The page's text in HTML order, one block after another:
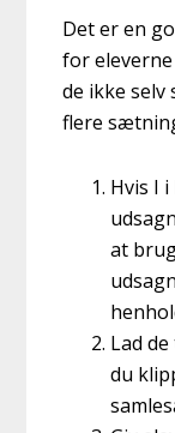
Det er en
for
de ikke
flere
Hvis I
at
Lad
du